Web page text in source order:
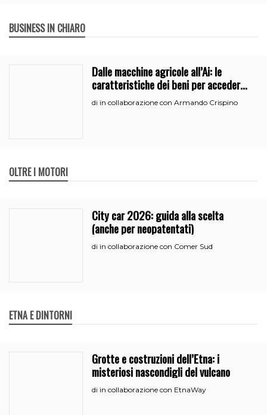
BUSINESS IN CHIARO
Dalle macchine agricole all’Ai: le
caratteristiche dei beni per accedere
all’iperammortamento
di in collaborazione con Armando Crispino
OLTRE I MOTORI
City car 2026: guida alla scelta
(anche per neopatentati)
di in collaborazione con Comer Sud
ETNA E DINTORNI
Grotte e costruzioni dell’Etna: i
misteriosi nascondigli del vulcano
di in collaborazione con EtnaWay